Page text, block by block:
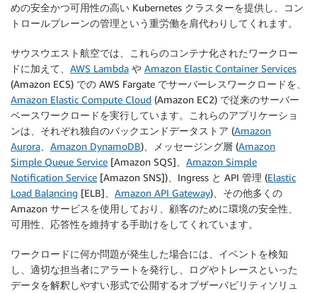
めの安全かつ可用性の高い Kubernetes クラスターを提供し、コン
トロールプレーンの管理という重労働を肩代わりしてくれます。
サウスウエスト航空では、これらのコンテナ化されたワークロー
ドに加えて、 AWS Lambda や Amazon Elastic Container Services
(Amazon ECS) での AWS Fargate でサーバーレスワークロードを、
Amazon Elastic Compute Cloud (Amazon EC2) で従来のサーバー
ベースワークロードを実行しています。これらのアプリケーショ
ンは、それぞれ独自のバックエンドデータストア (Amazon
Aurora
Amazon DynamoDB)、メッセージング層 (Amazon
Simple Queue Service [Amazon SQS]、 Amazon Simple
Notification Service [Amazon SNS])、Ingress と API 管理 (Elastic
Load Balancing [ELB]、 Amazon API Gateway)、その他多くの
Amazon サービスを使用しており、顧客のために環境の安全性、
可用性、応答性を維持する手助けをしてくれています。
ワークロードに何か問題が発生した場合には、イベントを検知
し、適切な担当者にアラートを発行し、ログやトレースといった
データを解釈しやすい形式で公開するオブザーバビリティソリュ